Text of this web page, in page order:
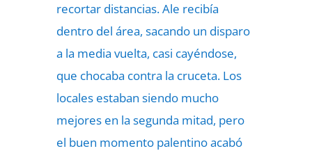
recortar distancias. Ale recibía
dentro del área, sacando un disparo
a la media vuelta, casi cayéndose,
que chocaba contra la cruceta. Los
locales estaban siendo mucho
mejores en la segunda mitad, pero
el buen momento palentino acabó